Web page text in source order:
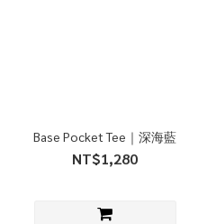
Base Pocket Tee｜深海藍
NT$1,280